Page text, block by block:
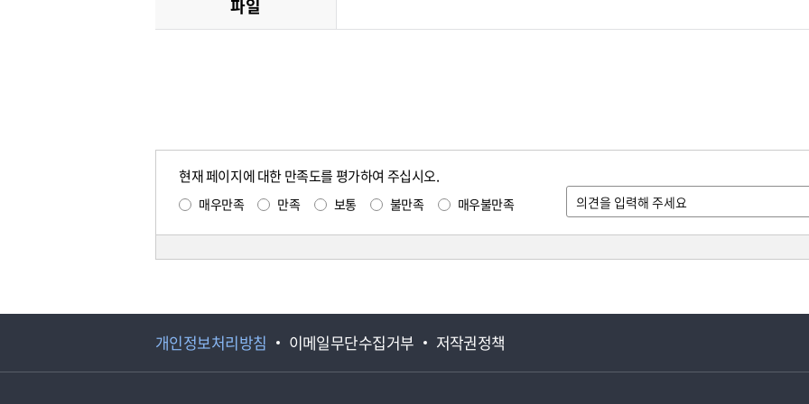
파일
현재 페이지에 대한 만족도를 평가하여 주십시오.
매우만족 만족 보통 불만족 매우불만족
개인정보처리방침 이메일무단수집거부 저작권정책